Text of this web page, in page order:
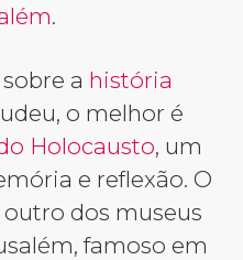
.
a história
o melhor é
Holocausto, um
e reflexão. O
outro dos museus
famoso em